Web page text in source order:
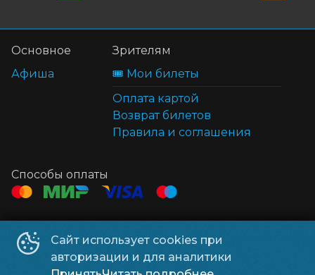
Сайт использует cookies при
авторизации и для аналитики
Основное
Афиша
Зрителям
🎟️ Мои билеты
Оплата картой
Возврат билетов
Правила и соглашения
Способы оплаты
ТЦ Клён +7 914 322-70-60
ТЦ Мега +7 914 689-28-11